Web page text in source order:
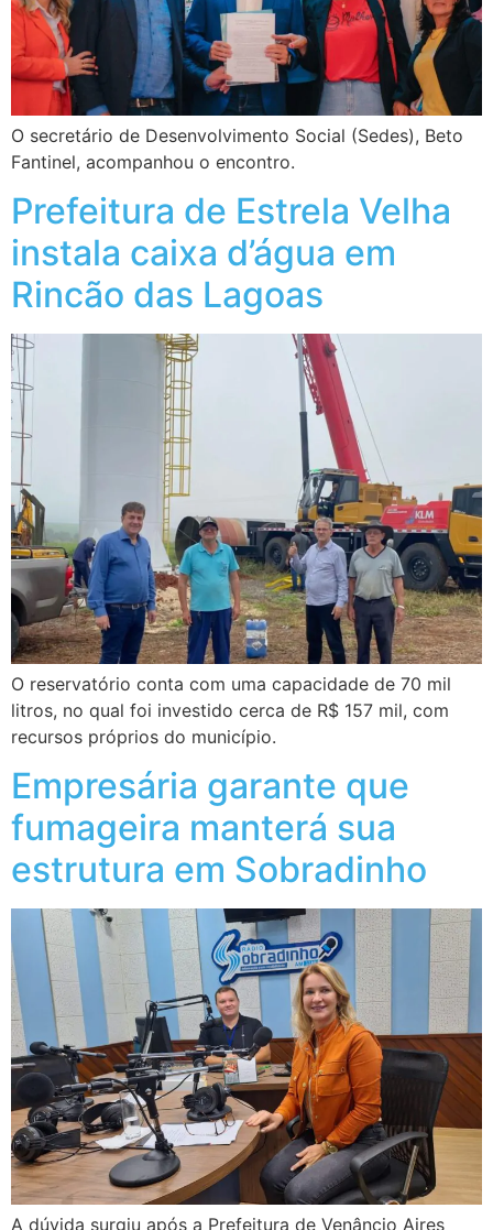
O secretário de Desenvolvimento Social (Sedes), Beto
Fantinel, acompanhou o encontro.
Prefeitura de Estrela Velha
instala caixa d’água em
Rincão das Lagoas
O reservatório conta com uma capacidade de 70 mil
litros, no qual foi investido cerca de R$ 157 mil, com
recursos próprios do município.
Empresária garante que
fumageira manterá sua
estrutura em Sobradinho
A dúvida surgiu após a Prefeitura de Venâncio Aires